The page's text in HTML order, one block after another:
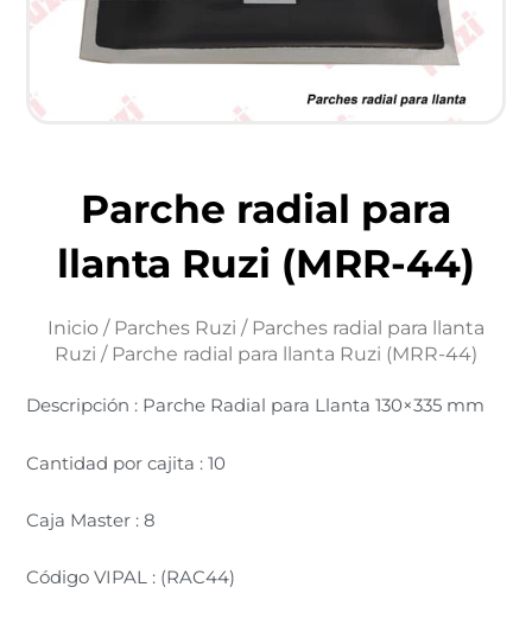
Parche radial para
llanta Ruzi (MRR-44)
Inicio / Parches Ruzi / Parches radial para llanta
Ruzi / Parche radial para llanta Ruzi (MRR-44)
Descripción : Parche Radial para Llanta 130×335 mm
Cantidad por cajita : 10
Caja Master : 8
Código VIPAL : (RAC44)